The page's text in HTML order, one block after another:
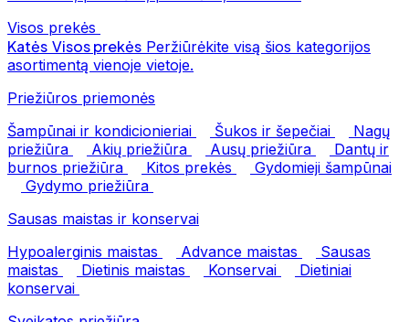
Visos prekės
Katės Visos prekės Peržiūrėkite visą šios kategorijos
asortimentą vienoje vietoje.
Priežiūros priemonės
Šampūnai ir kondicionieriai
Šukos ir šepečiai
Nagų
priežiūra
Akių priežiūra Ausų priežiūra
Dantų ir
burnos priežiūra
Kitos prekės
Gydomieji šampūnai
Gydymo priežiūra
Sausas maistas ir konservai
Hypoalerginis maistas
Advance maistas
Sausas
maistas
Dietinis maistas Konservai
Dietiniai
konservai